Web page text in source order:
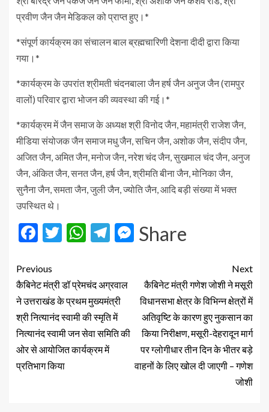
प्रवीण जैन जैन मेडिकल को प्राप्त हुए।*
*संपूर्ण कार्यक्रम का संचालन बाल ब्रह्मचारिणी देशना दीदी द्वारा किया
गया।*
*कार्यक्रम के उपरांत श्रीमती चंदनबाला जैन हर्ष जैन अनुज जैन (रामपुर
वालों) परिवार द्वारा भोजन की व्यवस्था की गई।*
*कार्यक्रम में जैन समाज के अध्यक्ष श्री विनोद जैन, महामंत्री राजेश जैन,
मीडिया संयोजक जैन समाज मधु जैन, सचिन जैन, अशोक जैन, संदीप जैन,
अजित जैन, अमित जैन, मनोज जैन, नरेश चंद जैन, सुखमाल चंद जैन, अनुज
जैन, अंकित जैन, सनत जैन, हर्ष जैन, श्रीमति बीना जैन, मोनिका जैन,
सुनैना जैन, समता जैन, जुली जैन, ज्योति जैन, आदि बड़ी संख्या में भक्त
उपस्थित थे।
Facebook
Twitter
WhatsApp
Telegram
Messenger
Share
Previous
कैबिनेट मंत्री डॉ प्रेमचंद अग्रवाल
ने उत्तराखंड के प्रथम मुख्यमंत्री
श्री नित्यानंद स्वामी की स्मृति में
नित्यानंद स्वामी जन सेवा समिति की
ओर से आयोजित कार्यक्रम में
प्रतिभाग किया
Next
कैबिनेट मंत्री गणेश जोशी ने मसूरी
विधानसभा क्षेत्र के विभिन्न क्षेत्रों में
अतिवृष्टि के कारण हुए नुकसान का
किया निरीक्षण, मसूरी-देहरादून मार्ग
पर ग्लोगीधार तीन दिन के भीतर बड़े
वाहनों के लिए खोल दी जाएगी – गणेश
जोशी